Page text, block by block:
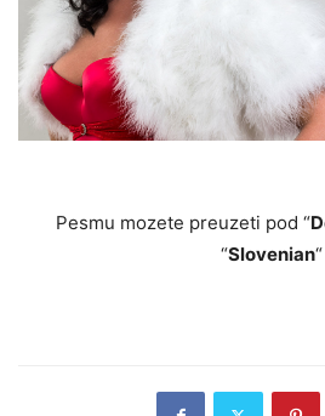
Pesmu mozete preuzeti pod “
“Slovenian“